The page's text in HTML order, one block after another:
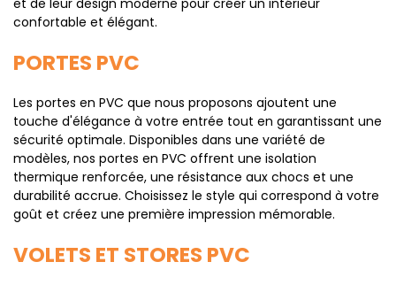
et de leur design moderne pour créer un intérieur
confortable et élégant.
PORTES PVC
Les portes en PVC que nous proposons ajoutent une
touche d'élégance à votre entrée tout en garantissant une
sécurité optimale. Disponibles dans une variété de
modèles, nos portes en PVC offrent une isolation
thermique renforcée, une résistance aux chocs et une
durabilité accrue. Choisissez le style qui correspond à votre
goût et créez une première impression mémorable.
VOLETS ET STORES PVC